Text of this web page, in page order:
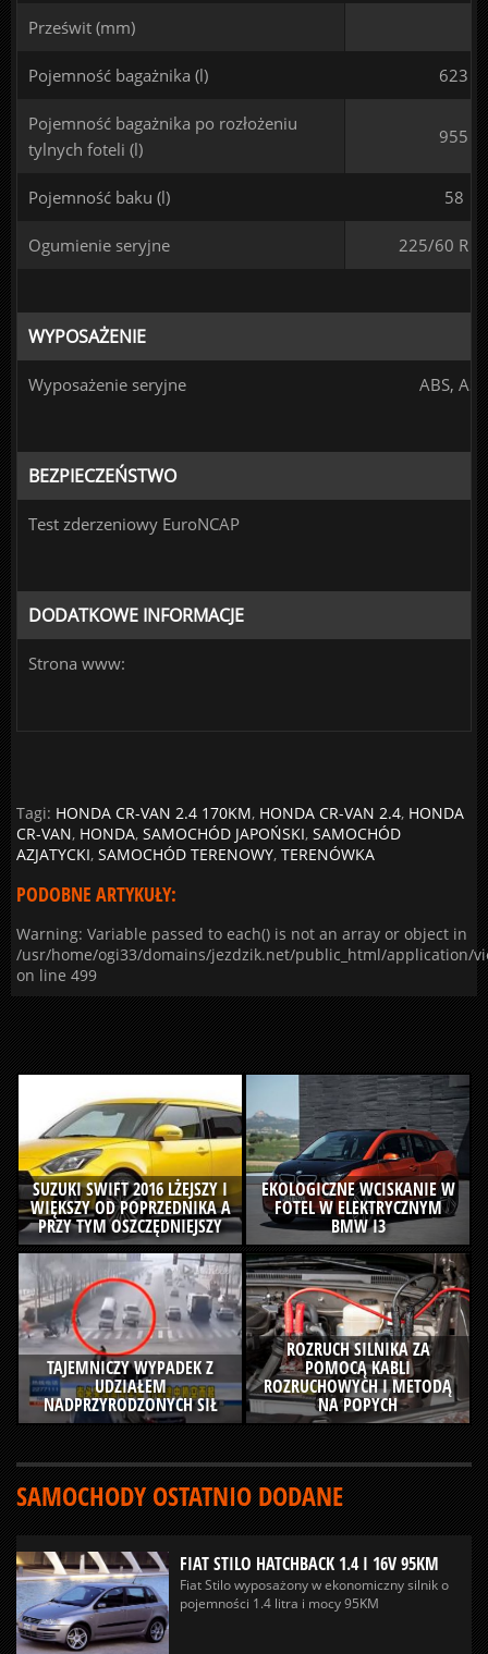
Prześwit (mm)
Pojemność bagażnika (l) 623
Pojemność bagażnika po rozłożeniu
tylnych foteli (l)
955
Pojemność baku (l) 58
Ogumienie seryjne 225/60 R
WYPOSAŻENIE
Wyposażenie seryjne ABS, ASR
BEZPIECZEŃSTWO
Test zderzeniowy EuroNCAP
DODATKOWE INFORMACJE
Strona www:
Tagi: HONDA CR-VAN 2.4 170KM, HONDA CR-VAN 2.4, HONDA
CR-VAN, HONDA, SAMOCHÓD JAPOŃSKI, SAMOCHÓD
AZJATYCKI, SAMOCHÓD TERENOWY, TERENÓWKA
PODOBNE ARTYKUŁY:
Warning: Variable passed to each() is not an array or object in
/usr/home/ogi33/domains/jezdzik.net/public_html/application/
on line 499
SUZUKI SWIFT 2016 LŻEJSZY I
WIĘKSZY OD POPRZEDNIKA A
PRZY TYM OSZCZĘDNIEJSZY
EKOLOGICZNE WCISKANIE W
FOTEL W ELEKTRYCZNYM
BMW I3
TAJEMNICZY WYPADEK Z
UDZIAŁEM
NADPRZYRODZONYCH SIŁ
ROZRUCH SILNIKA ZA
POMOCĄ KABLI
ROZRUCHOWYCH I METODĄ
NA POPYCH
SAMOCHODY OSTATNIO DODANE
FIAT STILO HATCHBACK 1.4 I 16V 95KM
Fiat Stilo wyposażony w ekonomiczny silnik o
pojemności 1.4 litra i mocy 95KM